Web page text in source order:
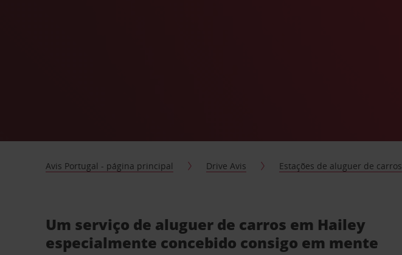
Avis Portugal - página principal Drive Avis Estações de aluguer de carros
Um serviço de aluguer de carros em Hailey
especialmente concebido consigo em mente